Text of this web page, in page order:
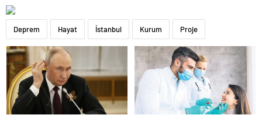
Deprem Hayat İstanbul Kurum Proje